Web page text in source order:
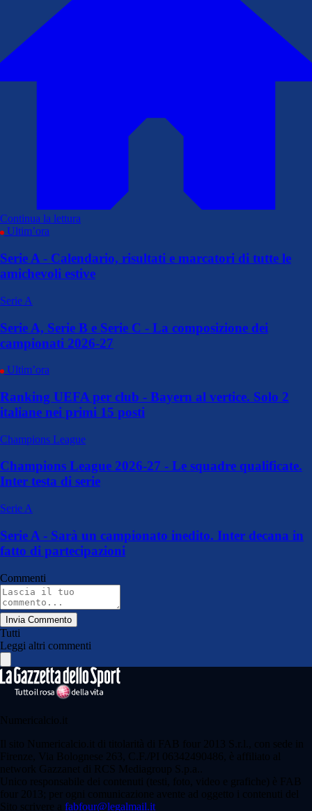
Continua la lettura
Ultim’ora
Serie A - Calendario, risultati e marcatori di tutte le
amichevoli estive
Serie A
Serie A, Serie B e Serie C - La composizione dei
campionati 2026-27
Ultim’ora
Ranking UEFA per club - Bayern al vertice. Solo 2
italiane nei primi 15 posti
Champions League
Champions League 2026-27 - Le squadre qualificate.
Inter testa di serie
Serie A
Serie A - Sarà un campionato inedito. Inter decana in
fatto di partecipazioni
Commenti
Invia Commento
Tutti
Leggi altri commenti
Numericalcio.it
Il sito Numericalcio.it di titolarità di FAB four 2013 S.r.l., con sede in
Firenze, Via Bolognese 263, C.F./PI 06342490486, è affiliato al
network Gazzanet di RCS Mediagroup S.p.a..
Unico responsabile dei contenuti (testi, foto, video e grafiche) è FAB
four 2013; per ogni comunicazione avente ad oggetto i contenuti del
Sito scrivere a fabfour@legalmail.it